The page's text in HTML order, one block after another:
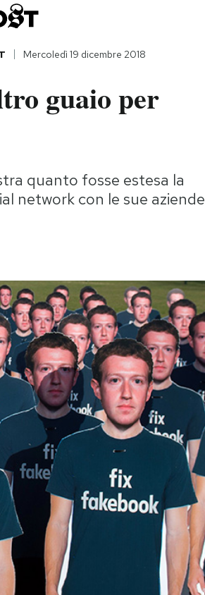
Mercoledì 19 dicembre 2018
guaio per
quanto fosse estesa la
network con le sue aziende